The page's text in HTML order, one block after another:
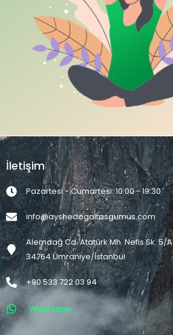
İletişim
Pazartesi - Cumartesi: 10:00 - 19:30
info@ayshedogaltasgumus.com
Alemdağ Cd. Atatürk Mh. Nefis Sk. 5/A
34764 Ümraniye/İstanbul
+90 533 722 03 94
Whatsapp